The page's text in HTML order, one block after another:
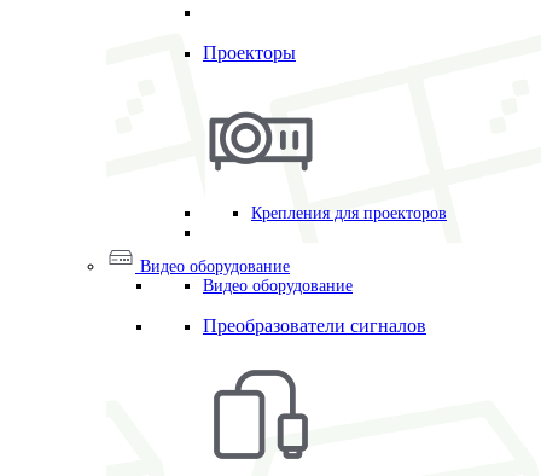
Проекторы
Крепления для проекторов
Видео оборудование
Видео оборудование
Преобразователи сигналов